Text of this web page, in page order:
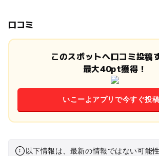
口コミ
このスポットへ口コミ投稿
最大40pt獲得！
いこーよアプリで今すぐ投稿
以下情報は、最新の情報ではない可能